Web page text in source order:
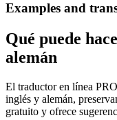
Examples and
Qué puede
alemán
El traductor en línea
inglés y alemán,
gratuito y ofrece